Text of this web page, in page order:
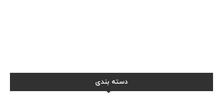
دسته بندی